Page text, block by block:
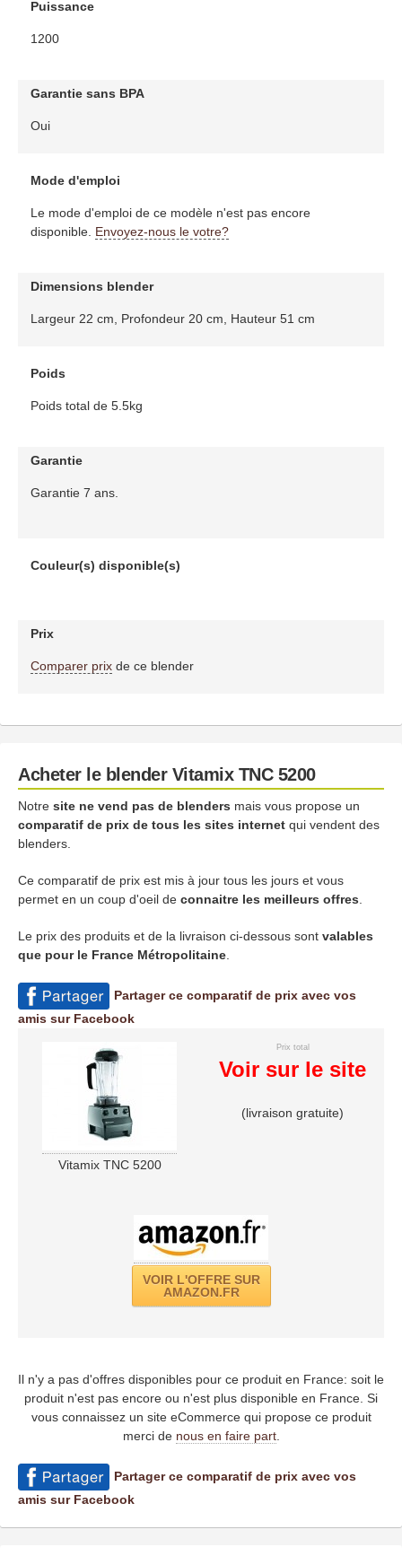
Puissance
1200
Garantie sans BPA
Oui
Mode d'emploi
Le mode d'emploi de ce modèle n'est pas encore
disponible. Envoyez-nous le votre?
Dimensions blender
Largeur 22 cm, Profondeur 20 cm, Hauteur 51 cm
Poids
Poids total de 5.5kg
Garantie
Garantie 7 ans.
Couleur(s) disponible(s)
Prix
Comparer prixde ce blender
Acheter le blender Vitamix TNC 5200
Notre site ne vend pas de blenders mais vous propose un
comparatif de prix de tous les sites internet qui vendent des
blenders.
Ce comparatif de prix est mis à jour tous les jours et vous
permet en un coup d'oeil de connaitre les meilleurs offres
Le prix des produits et de la livraison ci-dessous sont valables
que pour le France Métropolitaine
Partager ce comparatif de prix avec vos
amis sur Facebook
Vitamix TNC 5200
Prix total
Voir sur le site
(livraison gratuite)
VOIR L'OFFRE SUR
AMAZON.FR
Il n'y a pas d'offres disponibles pour ce produit en France: soit le
produit n'est pas encore ou n'est plus disponible en France. Si
vous connaissez un site eCommerce qui propose ce produit
merci de nous en faire part.
Partager ce comparatif de prix avec vos
amis sur Facebook